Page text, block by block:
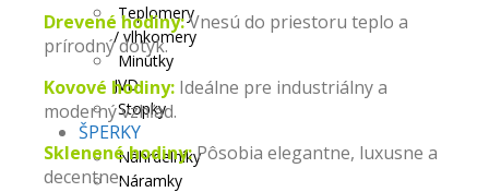
Teplomery
/ vlhkomery
Minútky
JVD
Stopky
ŠPERKY
Náhrdelníky
Náramky
Drevené hodiny:Vnesú do priestoru teplo a
prírodný dotyk.
Kovové hodiny: Ideálne pre industriálny a
moderný vzhľad.
Sklenené hodiny:Pôsobia elegantne, luxusne a
decentne.